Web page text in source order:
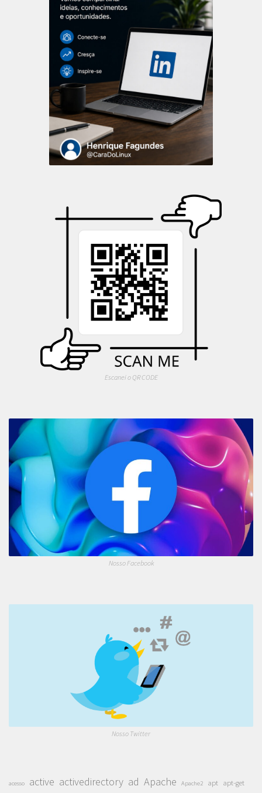
Escanei o QR CODE
Nosso Facebook
Nosso Twitter
acesso active activedirectory ad Apache Apache2 apt apt-get